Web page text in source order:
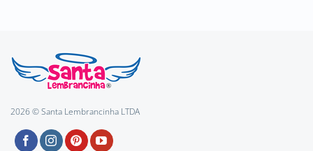
2026 © Santa Lembrancinha LTDA